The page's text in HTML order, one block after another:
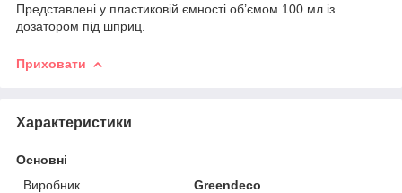
Представлені у пластиковій ємності об’ємом 100 мл із
дозатором під шприц.
Приховати
Характеристики
Основні
Виробник
Greendeco